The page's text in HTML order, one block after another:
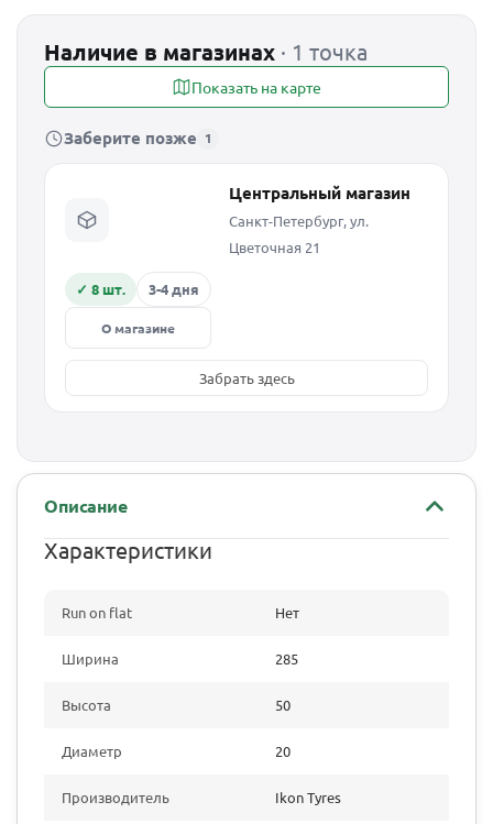
Наличие в магазинах · 1 точка
Показать на карте
Заберите позже 1
Центральный магазин
Санкт-Петербург, ул.
Цветочная 21
✓ 8 шт. 3-4 дня
О магазине
Забрать здесь
Описание
Характеристики
Run on flat Нет
Ширина 285
Высота 50
Диаметр 20
Производитель Ikon Tyres